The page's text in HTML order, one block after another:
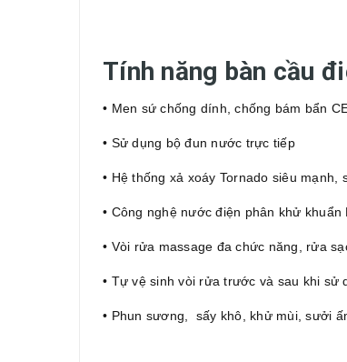
Tính năng bàn cầu
• Men sứ chống dính, chống bám bẩn
• Sử dụng bộ đun nước trực tiếp
• Hệ thống xả xoáy Tornado siêu mạnh,
• Công nghệ nước điện phân khử khuẩn
• Vòi rửa massage đa chức năng, rửa
• Tự vệ sinh vòi rửa trước và sau khi sử
• Phun sương, sấy khô, khử mùi, sưởi